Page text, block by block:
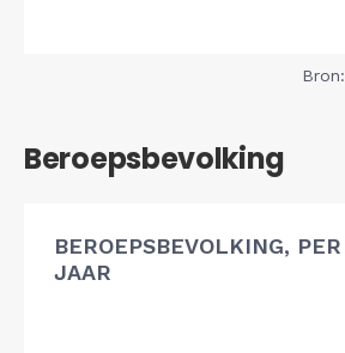
Bron:
Beroepsbevolking
BEROEPSBEVOLKING, PER
JAAR